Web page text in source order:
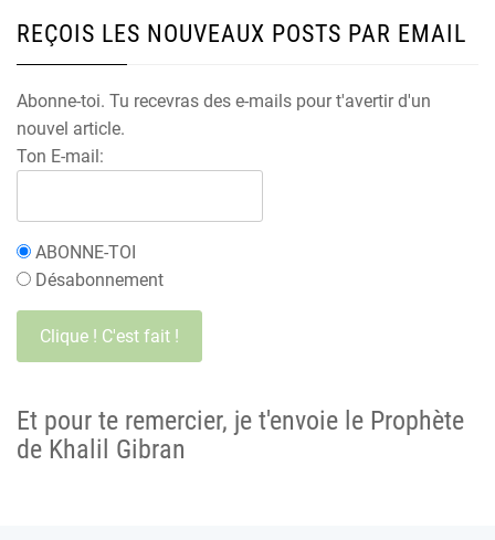
REÇOIS LES NOUVEAUX POSTS PAR EMAIL
Abonne-toi. Tu recevras des e-mails pour t'avertir d'un
nouvel article.
Ton E-mail:
ABONNE-TOI
Désabonnement
Et pour te remercier, je t'envoie le Prophète
de Khalil Gibran